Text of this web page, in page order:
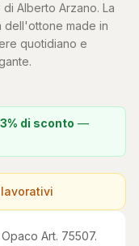
Alberto Arzano. La
dell'ottone made in
quotidiano e
3% di sconto —
Art. 75507.